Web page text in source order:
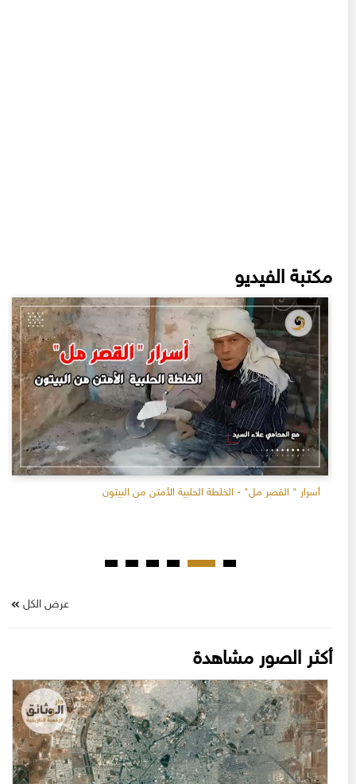
مكتبة الفيديو
أسرار " القصر مل" - الخلطة الحلبية الأمتن من البيتون
عرض الكل
أكثر الصور مشاهدة